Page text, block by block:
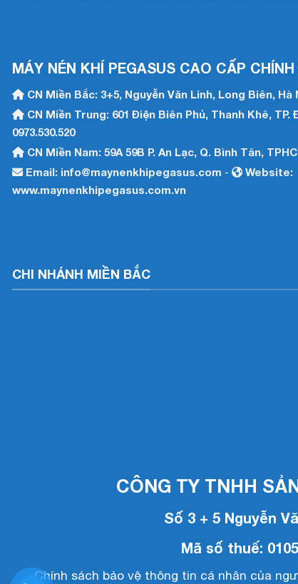
MÁY NÉN KHÍ PEGASUS CAO CẤP
CN Miền Bắc: 3+5, Nguyễn Văn Linh, Long Biên, Hà
CN Miền Trung: 601 Điện Biên Phủ, Thanh Khê, TP.
0973.530.520
CN Miền Nam: 59A 59B P. An Lạc, Q. Bình Tân,
Email: info@maynenkhipegasus.com -
Website:
www.maynenkhipegasus.com.vn
CHI NHÁNH MIỀN BẮC
CÔNG TY TNHH
Số 3 + 5 Nguyễn
Mã số thuế:
Chính sách bảo vệ thông tin cá nhân của